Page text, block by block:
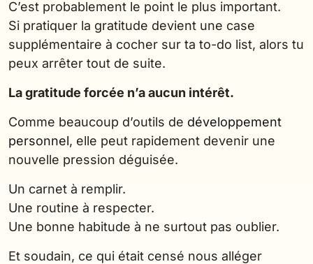
C’est probablement le point le plus important.
Si pratiquer la gratitude devient une case
supplémentaire à cocher sur ta to-do list, alors tu
peux arrêter tout de suite.
La gratitude forcée n’a aucun intérêt.
Comme beaucoup d’outils de développement
personnel, elle peut rapidement devenir une
nouvelle pression déguisée.
Un carnet à remplir.
Une routine à respecter.
Une bonne habitude à ne surtout pas oublier.
Et soudain, ce qui était censé nous alléger